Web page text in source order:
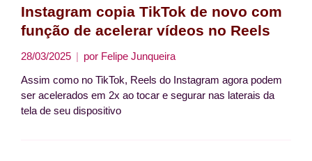
Instagram copia TikTok de novo com
função de acelerar vídeos no Reels
28/03/2025 por Felipe Junqueira
Assim como no TikTok, Reels do Instagram agora podem
ser acelerados em 2x ao tocar e segurar nas laterais da
tela de seu dispositivo